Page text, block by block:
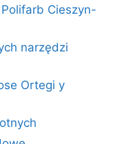
Cieszyn-
narzędzi
Ortegi y